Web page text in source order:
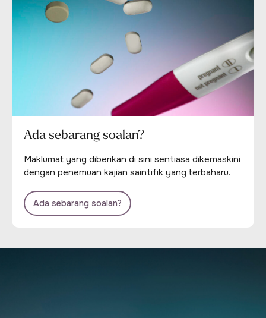
Ada sebarang soalan?
Maklumat yang diberikan di sini sentiasa dikemaskini
dengan penemuan kajian saintifik yang terbaharu.
Ada sebarang soalan?